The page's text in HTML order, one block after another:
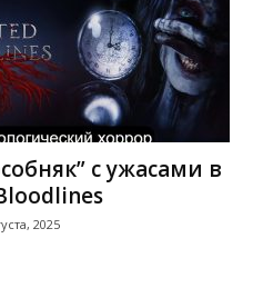
с ужасами в
2025